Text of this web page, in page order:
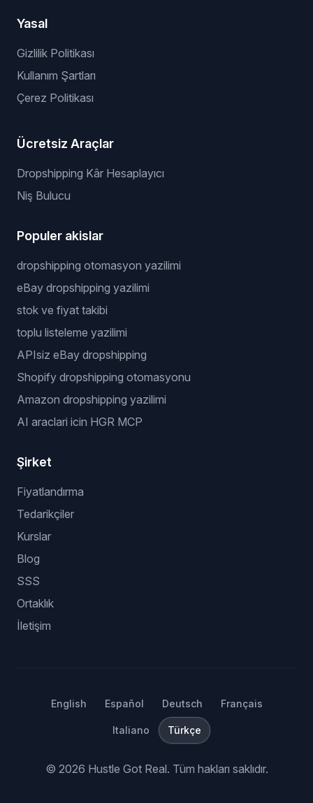
Yasal
Gizlilik Politikası
Kullanım Şartları
Çerez Politikası
Ücretsiz Araçlar
Dropshipping Kâr Hesaplayıcı
Niş Bulucu
Populer akislar
dropshipping otomasyon yazilimi
eBay dropshipping yazilimi
stok ve fiyat takibi
toplu listeleme yazilimi
APIsiz eBay dropshipping
Shopify dropshipping otomasyonu
Amazon dropshipping yazilimi
AI araclari icin HGR MCP
Şirket
Fiyatlandırma
Tedarikçiler
Kurslar
Blog
SSS
Ortaklık
İletişim
English Español Deutsch Français
Italiano Türkçe
© 2026 Hustle Got Real. Tüm hakları saklıdır.